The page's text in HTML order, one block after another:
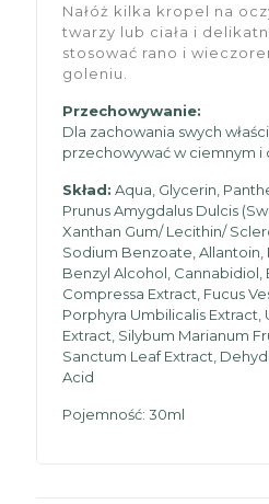
Nałóż kilka kropel na
twarzy lub ciała i
stosować rano i
goleniu.
Przechowywanie:
Dla zachowania swych
przechowywać w ciemnym i
Skład: Aqua, Glycerin,
Prunus Amygdalus Dulcis
Xanthan Gum/ Lecithin/
Sodium Benzoate, Allantoin,
Benzyl Alcohol,
Compressa Extract, Fucus
Porphyra Umbilicalis Extract,
Extract, Silybum Marianum
Sanctum Leaf Extract,
Acid
Pojemność: 30ml